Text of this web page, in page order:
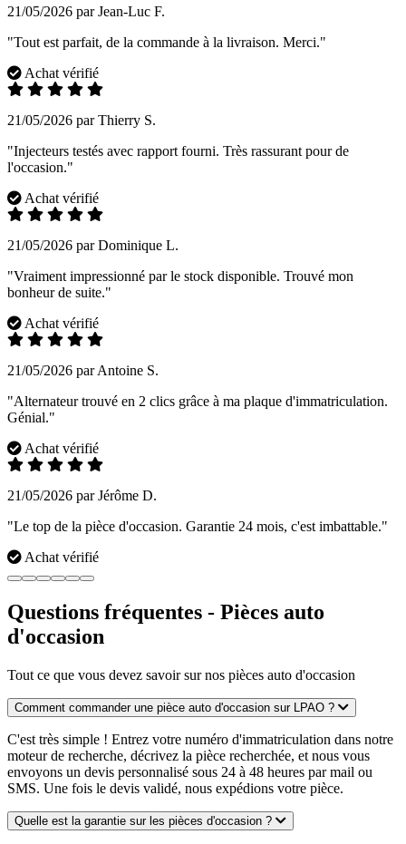
21/05/2026 par Jean-Luc F.
"Tout est parfait, de la commande à la livraison. Merci."
Achat vérifié
21/05/2026 par Thierry S.
"Injecteurs testés avec rapport fourni. Très rassurant pour de
l'occasion."
Achat vérifié
21/05/2026 par Dominique L.
"Vraiment impressionné par le stock disponible. Trouvé mon
bonheur de suite."
Achat vérifié
21/05/2026 par Antoine S.
"Alternateur trouvé en 2 clics grâce à ma plaque d'immatriculation.
Génial."
Achat vérifié
21/05/2026 par Jérôme D.
"Le top de la pièce d'occasion. Garantie 24 mois, c'est imbattable."
Achat vérifié
Questions fréquentes - Pièces auto
d'occasion
Tout ce que vous devez savoir sur nos pièces auto d'occasion
Comment commander une pièce auto d'occasion sur LPAO ?
C'est très simple ! Entrez votre numéro d'immatriculation dans notre
moteur de recherche, décrivez la pièce recherchée, et nous vous
envoyons un devis personnalisé sous 24 à 48 heures par mail ou
SMS. Une fois le devis validé, nous expédions votre pièce.
Quelle est la garantie sur les pièces d'occasion ?